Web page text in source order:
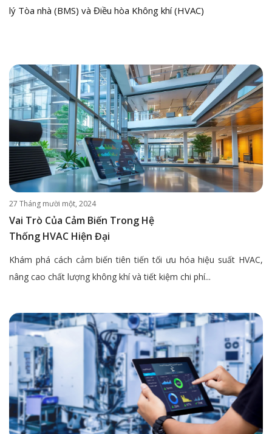
lý Tòa nhà (BMS) và Điều hòa Không khí (HVAC)
27 Tháng mười một, 2024
Vai Trò Của Cảm Biến Trong Hệ
Thống HVAC Hiện Đại
Khám phá cách cảm biến tiên tiến tối ưu hóa hiệu suất HVAC,
nâng cao chất lượng không khí và tiết kiệm chi phí...